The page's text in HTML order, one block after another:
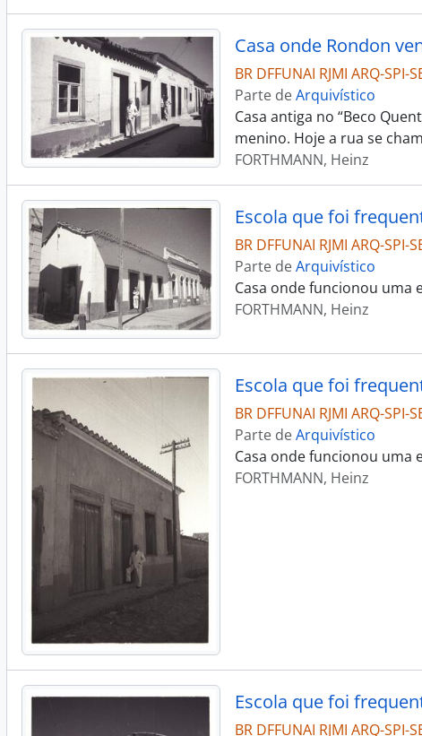
Casa onde Rondon
BR DFFUNAI RJMI ARQ-SPI-
Parte deArquivístico
Casa antiga no “Beco
menino. Hoje a rua se
FORTHMANN, Heinz
Escola que foi
BR DFFUNAI RJMI ARQ-SPI-
Parte deArquivístico
Casa onde funcionou uma
FORTHMANN, Heinz
Escola que foi
BR DFFUNAI RJMI ARQ-SPI-
Parte deArquivístico
Casa onde funcionou uma
FORTHMANN, Heinz
Escola que foi
BR DFFUNAI RJMI ARQ-SPI-